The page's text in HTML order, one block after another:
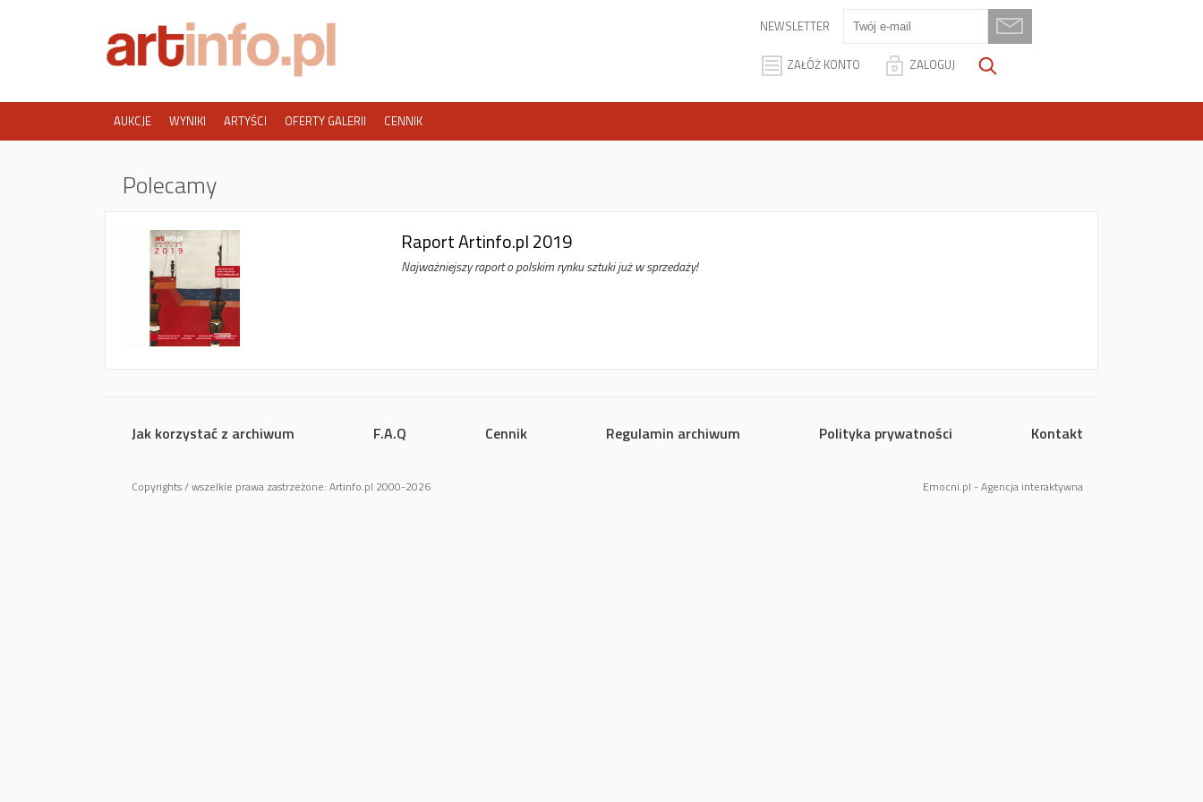
AUKCJE WYNIKI ARTYŚCI OFERTY GALERII CENNIK
NEWSLETTER
ZAŁÓŻ KONTO ZALOGUJ
Polecamy
Raport Artinfo.pl 2019
Najważniejszy raport o polskim rynku sztuki już w sprzedaży!
Jak korzystać z archiwum F.A.Q Cennik Regulamin archiwum Polityka prywatności Kontakt
Copyrights / wszelkie prawa zastrzeżone: Artinfo.pl 2000-2026 Emocni.pl - Agencja interaktywna